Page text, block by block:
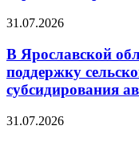
31.07.2026
В Ярославской
поддержку
субсидирования
31.07.2026